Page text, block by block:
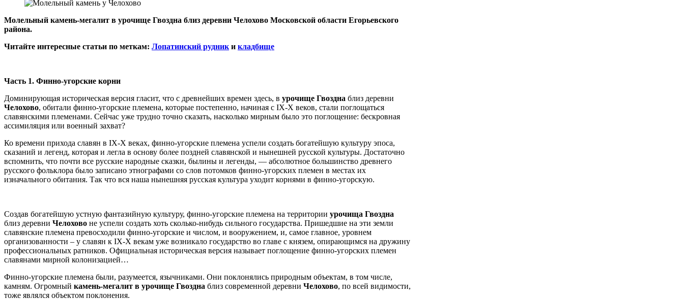
Молельный камень-мегалит в урочище Гвоздна близ деревни Челохово Московской области Егорьевского
района.
Читайте интересные статьи по меткам: Лопатинский рудник и кладбище
Часть 1. Финно-угорские корни
Доминирующая историческая версия гласит, что с древнейших времен здесь, в урочище Гвоздна близ деревни
Челохово, обитали финно-угорские племена, которые постепенно, начиная с IX-X веков, стали поглощаться
славянскими племенами. Сейчас уже трудно точно сказать, насколько мирным было это поглощение: бескровная
ассимиляция или военный захват?
Ко времени прихода славян в IX-X веках, финно-угорские племена успели создать богатейшую культуру эпоса,
сказаний и легенд, которая и легла в основу более поздней славянской и нынешней русской культуры. Достаточно
вспомнить, что почти все русские народные сказки, былины и легенды, — абсолютное большинство древнего
русского фольклора было записано этнографами со слов потомков финно-угорских племен в местах их
изначального обитания. Так что вся наша нынешняя русская культура уходит корнями в финно-угорскую.
Создав богатейшую устную фантазийную культуру, финно-угорские племена на территории урочища Гвоздна
близ деревни Челохово не успели создать хоть сколько-нибудь сильного государства. Пришедшие на эти земли
славянские племена превосходили финно-угорские и числом, и вооружением, и, самое главное, уровнем
организованности – у славян к IX-X векам уже возникало государство во главе с князем, опирающимся на дружину
профессиональных ратников. Официальная историческая версия называет поглощение финно-угорских племен
славянами мирной колонизацией…
Финно-угорские племена были, разумеется, язычниками. Они поклонялись природным объектам, в том числе,
камням. Огромный камень-мегалит в урочище Гвоздна близ современной деревни Челохово, по всей видимости,
тоже являлся объектом поклонения.